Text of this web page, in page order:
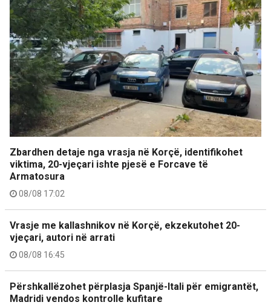
Zbardhen detaje nga vrasja në Korçë, identifikohet
viktima, 20-vjeçari ishte pjesë e Forcave të
Armatosura
08/08 17:02
Vrasje me kallashnikov në Korçë, ekzekutohet 20-
vjeçari, autori në arrati
08/08 16:45
Përshkallëzohet përplasja Spanjë-Itali për emigrantët,
Madridi vendos kontrolle kufitare